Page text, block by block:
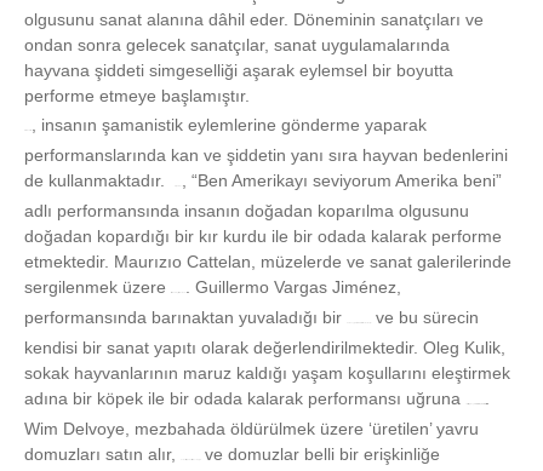
olgusunu sanat alanına dâhil eder. Döneminin sanatçıları ve
ondan sonra gelecek sanatçılar, sanat uygulamalarında
hayvana şiddeti simgeselliği aşarak eylemsel bir boyutta
performe etmeye başlamıştır.
, insanın şamanistik eylemlerine gönderme yaparak
performanslarında kan ve şiddetin yanı sıra hayvan bedenlerini
de kullanmaktadır.
, “Ben Amerikayı seviyorum Amerika beni”
adlı performansında insanın doğadan koparılma olgusunu
doğadan kopardığı bir kır kurdu ile bir odada kalarak performe
etmektedir. Maurızıo Cattelan, müzelerde ve sanat galerilerinde
sergilenmek üzere
. Guillermo Vargas Jiménez,
performansında barınaktan yuvaladığı bir
ve bu sürecin
kendisi bir sanat yapıtı olarak değerlendirilmektedir. Oleg Kulik,
sokak hayvanlarının maruz kaldığı yaşam koşullarını eleştirmek
adına bir köpek ile bir odada kalarak performansı uğruna
Wim Delvoye, mezbahada öldürülmek üzere ‘üretilen’ yavru
domuzları satın alır,
ve domuzlar belli bir erişkinliğe